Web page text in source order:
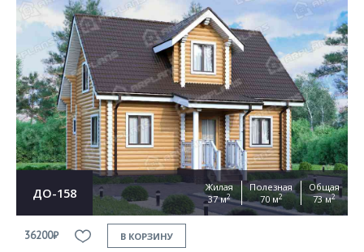
ДО-158
Жилая
37 м2
Полезная
70 м2
Общая
73 м2
36200₽ В КОРЗИНУ